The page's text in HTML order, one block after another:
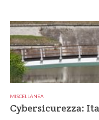
MISCELLANEA
Cybersicurezza: